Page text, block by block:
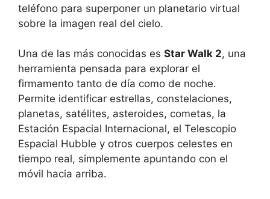
teléfono para superponer un planetario virtual
sobre la imagen real del cielo.
Una de las más conocidas es Star Walk 2, una
herramienta pensada para explorar el
firmamento tanto de día como de noche.
Permite identificar estrellas, constelaciones,
planetas, satélites, asteroides, cometas, la
Estación Espacial Internacional, el Telescopio
Espacial Hubble y otros cuerpos celestes en
tiempo real, simplemente apuntando con el
móvil hacia arriba.